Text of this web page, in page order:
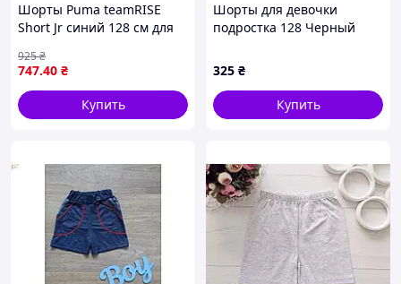
Шорты Puma teamRISE
Short Jr синий 128 см для
спортивные шорты
SKU_704943-02
747.40 ₴
925₴
Купить
Шорты для девочки
подростка 128 Черный
325 ₴
Купить